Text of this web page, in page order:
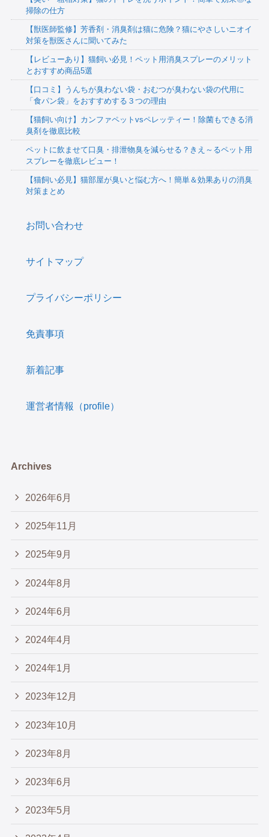
掃除の仕方
【獣医師監修】芳香剤・消臭剤は猫に危険？猫にやさしいニオイ
対策を獣医さんに聞いてみた
【レビューあり】猫飼い必見！ペット用消臭スプレーのメリット
とおすすめ商品5選
【口コミ】うんちが臭わない袋・おむつが臭わない袋の代用に
「食パン袋」をおすすめする３つの理由
【猫飼い向け】カンファペットvsペレッティー！除菌もできる消
臭剤を徹底比較
ペットに飲ませて口臭・排泄物臭を減らせる？きえ～るペット用
スプレーを徹底レビュー！
【猫飼い必見】猫部屋が臭いと悩む方へ！簡単＆効果ありの消臭
対策まとめ
お問い合わせ
サイトマップ
プライバシーポリシー
免責事項
新着記事
運営者情報（profile）
Archives
2026年6月
2025年11月
2025年9月
2024年8月
2024年6月
2024年4月
2024年1月
2023年12月
2023年10月
2023年8月
2023年6月
2023年5月